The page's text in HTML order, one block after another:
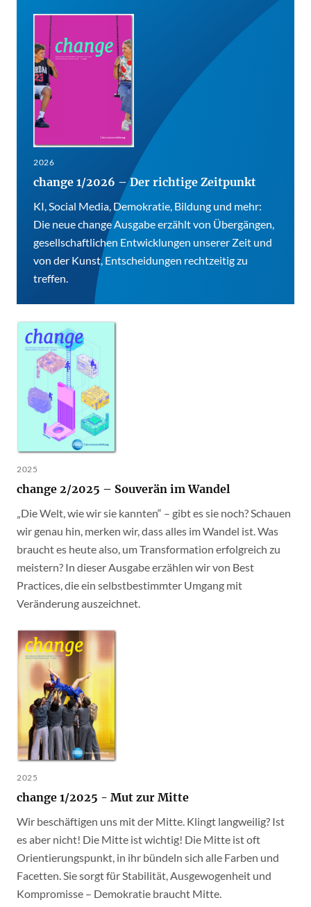
2026
change 1/2026 – Der richtige Zeitpunkt
KI, Social Media, Demokratie, Bildung und mehr:
Die neue change Ausgabe erzählt von Übergängen,
gesellschaftlichen Entwicklungen unserer Zeit und
von der Kunst, Entscheidungen rechtzeitig zu
treffen.
2025
change 2/2025 – Souverän im Wandel
„Die Welt, wie wir sie kannten“ – gibt es sie noch? Schauen
wir genau hin, merken wir, dass alles im Wandel ist. Was
braucht es heute also, um Transformation erfolgreich zu
meistern? In dieser Ausgabe erzählen wir von Best
Practices, die ein selbstbestimmter Umgang mit
Veränderung auszeichnet.
2025
change 1/2025 - Mut zur Mitte
Wir beschäftigen uns mit der Mitte. Klingt langweilig? Ist
es aber nicht! Die Mitte ist wichtig! Die Mitte ist oft
Orientierungspunkt, in ihr bündeln sich alle Farben und
Facetten. Sie sorgt für Stabilität, Ausgewogenheit und
Kompromisse – Demokratie braucht Mitte.